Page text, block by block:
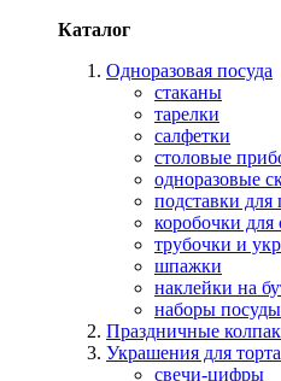
Каталог
Одноразовая посуда
стаканы
тарелки
салфетки
столовые
одноразовые
подставки
коробочки для
трубочки и
шпажки
наклейки на
наборы посуды
Праздничные
Украшения для торта
свечи-цифры